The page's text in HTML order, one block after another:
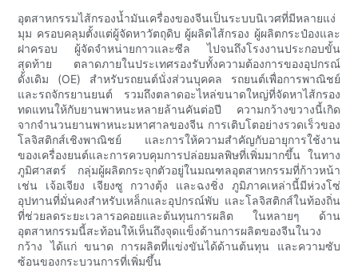
อุตสาหกรรมไส้กรองน้ำมันเครื่องของจีนเป็นระบบนิเวศที่มีหลายแง่
มุม ครอบคลุมตั้งแต่ผู้จัดหาวัตถุดิบ ผู้ผลิตไส้กรอง ผู้ผลิตกระป๋องและ
ฝาครอบ ผู้จัดจำหน่ายกาวและซีล ไปจนถึงโรงงานประกอบขั้น
สุดท้าย ตลาดภายในประเทศรองรับทั้งความต้องการของอุปกรณ์
ดั้งเดิม (OE) สำหรับรถยนต์นั่งส่วนบุคคล รถยนต์เพื่อการพาณิชย์
และรถจักรยานยนต์ รวมถึงตลาดอะไหล่ขนาดใหญ่ที่จัดหาไส้กรอง
ทดแทนให้กับยานพาหนะหลายล้านคันต่อปี ความกว้างขวางนี้เกิด
จากจำนวนยานพาหนะมหาศาลของจีน การเติบโตอย่างรวดเร็วของ
โลจิสติกส์เชิงพาณิชย์ และการให้ความสำคัญกับอายุการใช้งาน
ของเครื่องยนต์และการควบคุมการปล่อยมลพิษที่เพิ่มมากขึ้น ในทาง
ภูมิศาสตร์ กลุ่มผู้ผลิตกระจุกตัวอยู่ในมณฑลอุตสาหกรรมที่ก้าวหน้า
เช่น เจ้อเจียง เจียงซู กวางตุ้ง และฉงชิ่ง ภูมิภาคเหล่านี้มีห่วงโซ่
อุปทานที่มั่นคงสำหรับเหล็กและอุปกรณ์พับ และโลจิสติกส์ในท้องถิ่น
ที่ช่วยลดระยะเวลารอคอยและต้นทุนการผลิต ในหลายๆ ด้าน
อุตสาหกรรมนี้สะท้อนให้เห็นถึงจุดแข็งด้านการผลิตของจีนในวง
กว้าง ได้แก่ ขนาด การผลิตที่แข่งขันได้ด้านต้นทุน และความซับ
ซ้อนของกระบวนการที่เพิ่มขึ้น